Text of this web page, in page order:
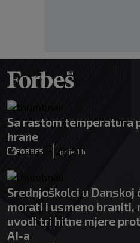
Sa rastom temperatura
hrane
FORBES
|
prije 1 h
Srednjoškolci u Danskoj
morati i usmeno
uvodi tri hitne mjere
AI-a